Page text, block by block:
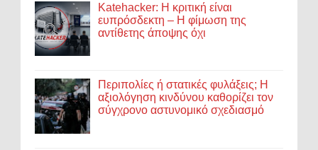
Katehacker: Η κριτική είναι
ευπρόσδεκτη – Η φίμωση της
αντίθετης άποψης όχι
Περιπολίες ή στατικές φυλάξεις; Η
αξιολόγηση κινδύνου καθορίζει τον
σύγχρονο αστυνομικό σχεδιασμό